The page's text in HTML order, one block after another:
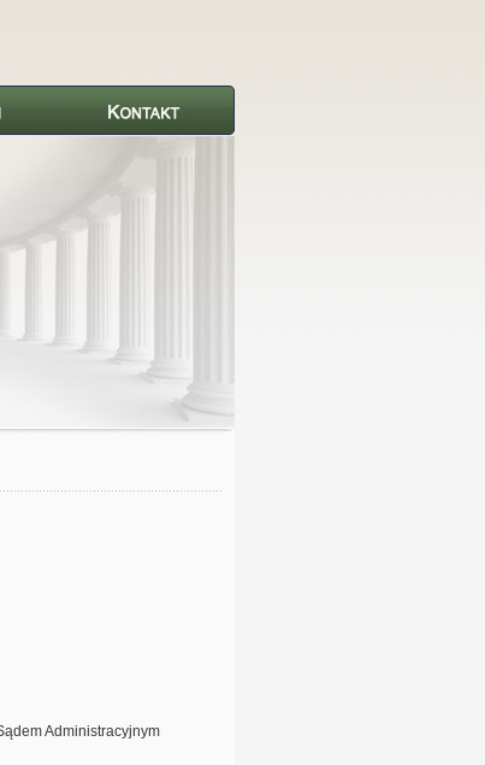
Administracyjnym